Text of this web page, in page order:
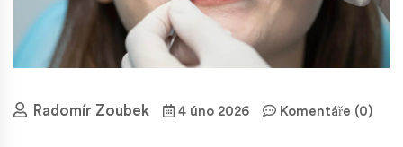
Radomír Zoubek 4 úno 2026 Komentáře (0)